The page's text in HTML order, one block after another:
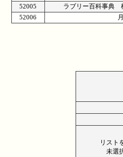
52005
ラブリー百科事典
52006
リスト
未選